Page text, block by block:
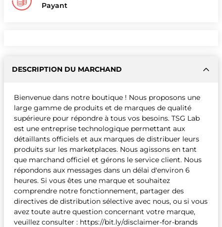
Payant
DESCRIPTION DU MARCHAND
Bienvenue dans notre boutique ! Nous proposons une
large gamme de produits et de marques de qualité
supérieure pour répondre à tous vos besoins. TSG Lab
est une entreprise technologique permettant aux
détaillants officiels et aux marques de distribuer leurs
produits sur les marketplaces. Nous agissons en tant
que marchand officiel et gérons le service client. Nous
répondons aux messages dans un délai d'environ 6
heures. Si vous êtes une marque et souhaitez
comprendre notre fonctionnement, partager des
directives de distribution sélective avec nous, ou si vous
avez toute autre question concernant votre marque,
veuillez consulter : https://bit.ly/disclaimer-for-brands